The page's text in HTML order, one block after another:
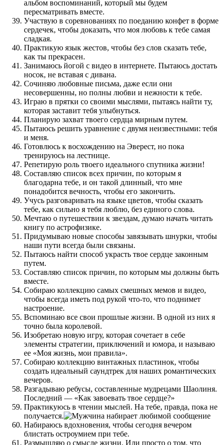
альбом воспоминаний, который мы будем
пересматривать вместе.
Участвую в соревнованиях по поеданию конфет в форме
сердечек, чтобы доказать, что моя любовь к тебе самая
сладкая.
Практикую язык жестов, чтобы без слов сказать тебе,
как ты прекрасен.
Занимаюсь йогой с видео в интернете. Пытаюсь достать
носок, не вставая с дивана.
Сочиняю любовные письма, даже если они
несовершенны, но полны любви и нежности к тебе.
Играю в прятки со своими мыслями, пытаясь найти ту,
которая заставит тебя улыбнуться.
Планирую захват твоего сердца мирным путем.
Пытаюсь решить уравнение с двумя неизвестными: тебя
и меня.
Готовлюсь к восхождению на Эверест, но пока
тренируюсь на лестнице.
Репетирую роль твоего идеального спутника жизни!
Составляю список всех причин, по которым я
благодарна тебе, и он такой длинный, что мне
понадобится вечность, чтобы его закончить.
Учусь разговаривать на языке цветов, чтобы сказать
тебе, как сильно я тебя люблю, без единого слова.
Мечтаю о путешествии к звездам, думаю начать читать
книгу по астрофизике.
Придумываю новые способы завязывать шнурки, чтобы
наши пути всегда были связаны.
Пытаюсь найти способ украсть твое сердце законным
путем.
Составляю список причин, по которым мы должны быть
вместе.
Собираю коллекцию самых смешных мемов и видео,
чтобы всегда иметь под рукой что-то, что поднимет
настроение.
Вспоминаю все свои прошлые жизни. В одной из них я
точно была королевой.
Изобретаю новую игру, которая сочетает в себе
элементы стратегии, приключений и юмора, и называю
ее «Моя жизнь, мои правила».
Собираю коллекцию винтажных пластинок, чтобы
создать идеальный саундтрек для наших романтических
вечеров.
Разгадываю ребусы, составленные мудрецами Шаолиня.
Последний — «Как завоевать твое сердце?»
Практикуюсь в чтении мыслей. На тебе, правда, пока не
получается.
Набираюсь вдохновения, чтобы сегодня вечером
блистать остроумием при тебе.
Размышляю о смысле жизни. Или просто о том, что